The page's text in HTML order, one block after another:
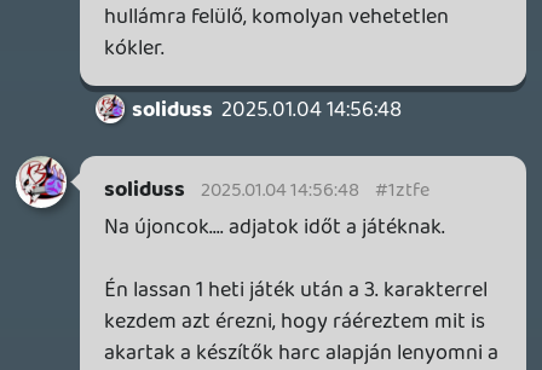
bírom 1 óránál tovább tolni. A gameplay
kiakaszt.. próbálom élvezni de ez valami
A 2. küldetésben 2 legendary fegyvert
már most a játékban... váltogatom a
karaktereket de ez valaki kiakasztóan
motivációm, hogy túléljem ezt a hatalma
baromságot.
2024.11.28 16:06:14 #1zpsj